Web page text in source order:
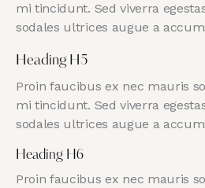
mi tincidunt. Sed viverra
sodales ultrices augue a
Heading H5
Proin faucibus ex nec mauris
mi tincidunt. Sed viverra
sodales ultrices augue a
Heading H6
Proin faucibus ex nec mauris